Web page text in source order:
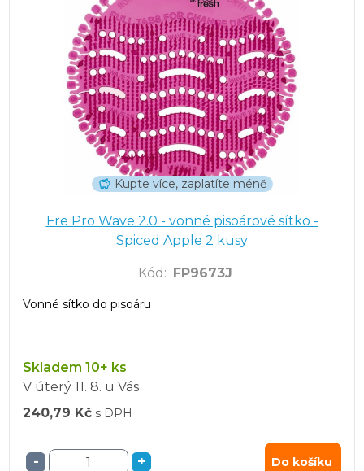
Kupte více, zaplatíte méně
Fre Pro Wave 2.0 - vonné pisoárové sítko -
Spiced Apple 2 kusy
Kód : FP9673J
Vonné sítko do pisoáru
Skladem 10+ ks
V úterý 11. 8. u Vás
240,79 Kč s DPH
- + Do košíku